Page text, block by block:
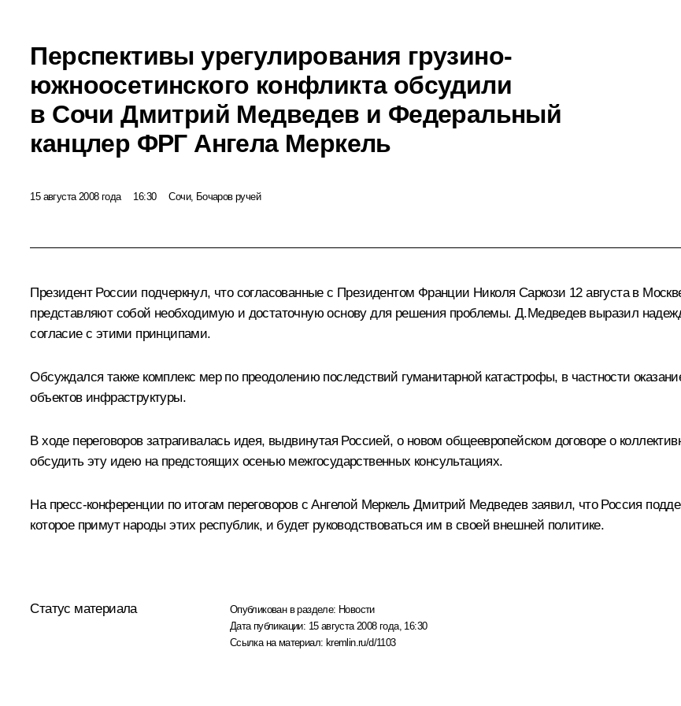
Перспективы урегулирования грузино-
южноосетинского конфликта обсудили
в Сочи Дмитрий Медведев и Федеральный
канцлер ФРГ Ангела Меркель
15 августа 2008 года 16:30 Сочи, Бочаров ручей
Президент России подчеркнул, что согласованные с Президентом Франции Николя Саркози 12 августа в
представляют собой необходимую и достаточную основу для решения проблемы. Д.Медведев выразил
согласие с этими принципами.
Обсуждался также комплекс мер по преодолению последствий гуманитарной катастрофы, в частности
объектов инфраструктуры.
В ходе переговоров затрагивалась идея, выдвинутая Россией, о новом общеевропейском договоре о
обсудить эту идею на предстоящих осенью межгосударственных консультациях.
На пресс-конференции по итогам переговоров с Ангелой Меркель Дмитрий Медведев заявил, что Россия
которое примут народы этих республик, и будет руководствоваться им в своей внешней политике.
Статус материала Опубликован в разделе: Новости
Дата публикации: 15 августа 2008 года, 16:30
Ссылка на материал: kremlin.ru/d/1103